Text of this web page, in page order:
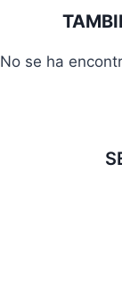
No se ha